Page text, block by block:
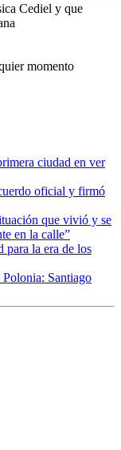
Cediel y que
momento
ciudad en ver
oficial y firmó
que vivió y se
en la calle”
para la era de los
Santiago